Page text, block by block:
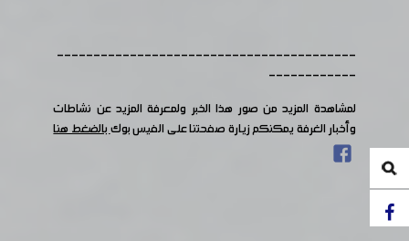
-----------------------------------------
------------
لمشاهدة المزيد من صور هذا الخبر ولمعرفة المزيد عن نشاطات
وأخبار الغرفة يمكنكم زيارة صفحتنا على الفيس بوكبالضغط هنا